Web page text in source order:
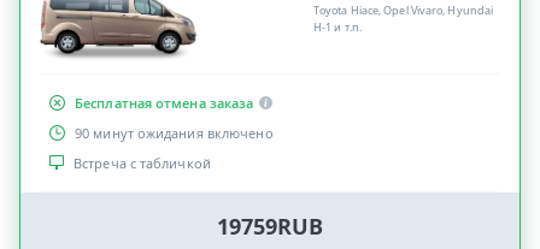
Toyota Hiace, Opel Vivaro, Hyundai
H-1 и т.п.
Бесплатная отмена заказа
90 минут ожидания включено
Встреча с табличкой
19759RUB